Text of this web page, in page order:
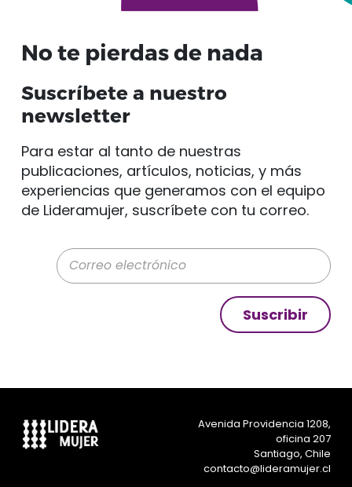
No te pierdas de nada
Suscríbete a nuestro
newsletter
Para estar al tanto de nuestras
publicaciones, artículos, noticias, y más
experiencias que generamos con el equipo
de Lideramujer, suscríbete con tu correo.
Correo electrónico
Suscribir
Avenida Providencia 1208,
oficina 207
Santiago, Chile
contacto@lideramujer.cl